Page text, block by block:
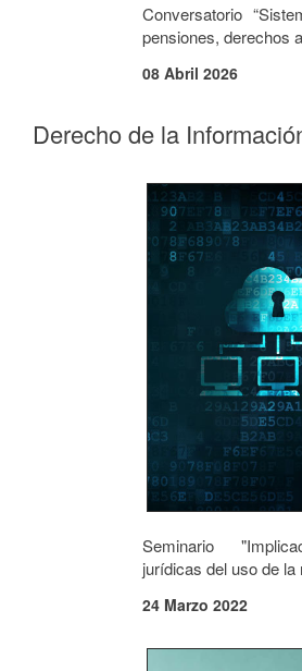
Conversatorio
pensiones, derechos
08 Abril 2026
Derecho de la
Seminario
jurídicas del uso de la
24 Marzo 2022